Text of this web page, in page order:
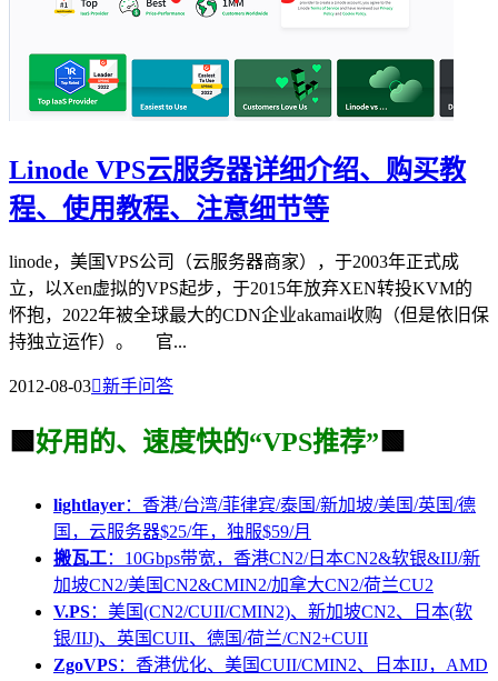
Linode VPS云服务器详细介绍、购买教
程、使用教程、注意细节等
linode，美国VPS公司（云服务器商家），于2003年正式成
立，以Xen虚拟的VPS起步，于2015年放弃XEN转投KVM的
怀抱，2022年被全球最大的CDN企业akamai收购（但是依旧保
持独立运作）。 官...
2012-08-03新手问答
🟩 好用的、速度快的“VPS推荐” 🟩
lightlayer：香港/台湾/菲律宾/泰国/新加坡/美国/英国/德
国，云服务器$25/年，独服$59/月
搬瓦工：10Gbps带宽，香港CN2/日本CN2&软银&IIJ/新
加坡CN2/美国CN2&CMIN2/加拿大CN2/荷兰CU2
V.PS：美国(CN2/CUII/CMIN2)、新加坡CN2、日本(软
银/IIJ)、英国CUII、德国/荷兰/CN2+CUII
ZgoVPS：香港优化、美国CUII/CMIN2、日本IIJ，AMD